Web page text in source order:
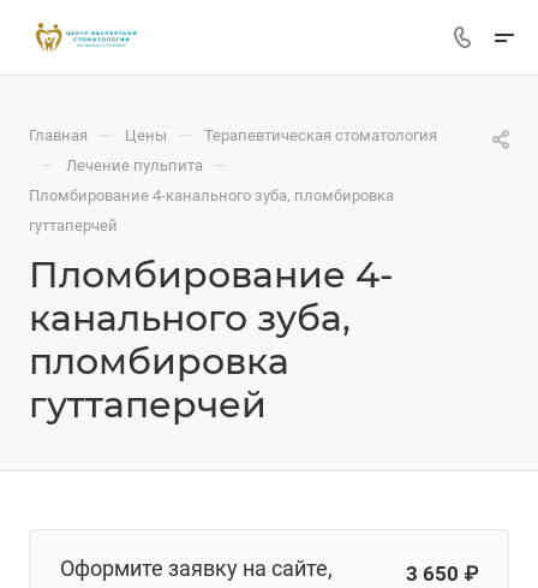
Главная — Цены — Терапевтическая стоматология
— Лечение пульпита —
Пломбирование 4-канального зуба, пломбировка
гуттаперчей
Пломбирование 4-
канального зуба,
пломбировка
гуттаперчей
Оформите заявку на сайте,
3 650 ₽